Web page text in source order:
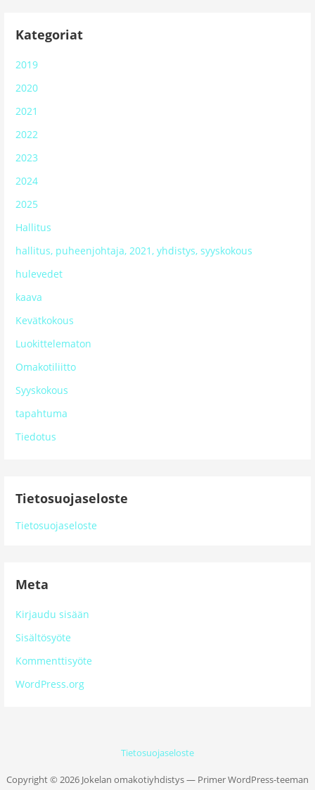
Kategoriat
2019
2020
2021
2022
2023
2024
2025
Hallitus
hallitus, puheenjohtaja, 2021, yhdistys, syyskokous
hulevedet
kaava
Kevätkokous
Luokittelematon
Omakotiliitto
Syyskokous
tapahtuma
Tiedotus
Tietosuojaseloste
Tietosuojaseloste
Meta
Kirjaudu sisään
Sisältösyöte
Kommenttisyöte
WordPress.org
Tietosuojaseloste
Copyright © 2026 Jokelan omakotiyhdistys — Primer WordPress-teeman